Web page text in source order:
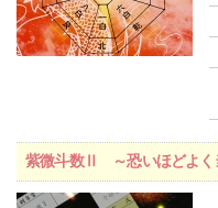
紫微斗数Ⅱ ～恐いほどよく